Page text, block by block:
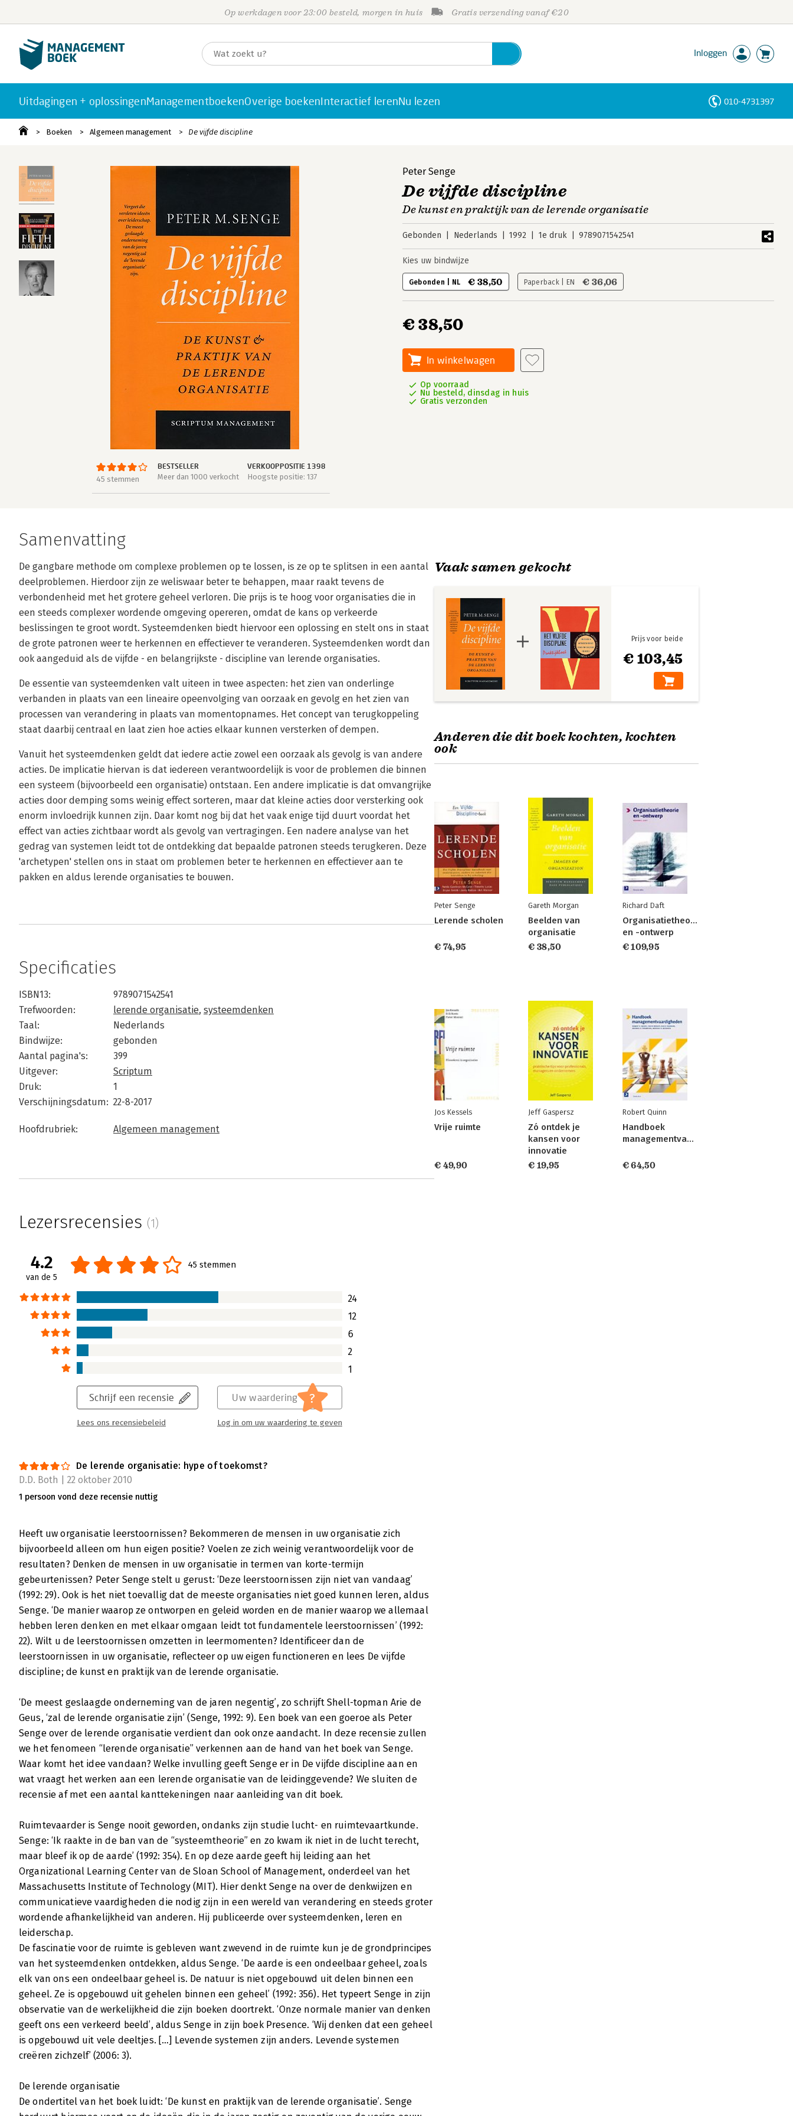
Op werkdagen voor 23:00 besteld, morgen in huis Gratis verzending vanaf €20
Inloggen
Uitdagingen + oplossingenManagementboekenOverige boekenInteractief lerenNu lezen 010-4731397
Boeken Algemeen management De vijfde discipline
45 stemmen
BESTSELLER
Meer dan 1000 verkocht
VERKOOPPOSITIE 1398
Hoogste positie: 137
Peter Senge
De vijfde discipline
De kunst en praktijk van de lerende organisatie
Gebonden Nederlands 1992 1e druk 9789071542541
Kies uw bindwijze
Gebonden | NL € 38,50 Paperback | EN € 36,06
€ 38,50
In winkelwagen
Op voorraad
Nu besteld, dinsdag in huis
Gratis verzonden
Samenvatting
De gangbare methode om complexe problemen op te lossen, is ze op te splitsen in een aantal
deelproblemen. Hierdoor zijn ze weliswaar beter te behappen, maar raakt tevens de
verbondenheid met het grotere geheel verloren. Die prijs is te hoog voor organisaties die in
een steeds complexer wordende omgeving opereren, omdat de kans op verkeerde
beslissingen te groot wordt. Systeemdenken biedt hiervoor een oplossing en stelt ons in staat
de grote patronen weer te herkennen en effectiever te veranderen. Systeemdenken wordt dan
ook aangeduid als de vijfde - en belangrijkste - discipline van lerende organisaties.
De essentie van systeemdenken valt uiteen in twee aspecten: het zien van onderlinge
verbanden in plaats van een lineaire opeenvolging van oorzaak en gevolg en het zien van
processen van verandering in plaats van momentopnames. Het concept van terugkoppeling
staat daarbij centraal en laat zien hoe acties elkaar kunnen versterken of dempen.
Vanuit het systeemdenken geldt dat iedere actie zowel een oorzaak als gevolg is van andere
acties. De implicatie hiervan is dat iedereen verantwoordelijk is voor de problemen die binnen
een systeem (bijvoorbeeld een organisatie) ontstaan. Een andere implicatie is dat omvangrijke
acties door demping soms weinig effect sorteren, maar dat kleine acties door versterking ook
enorm invloedrijk kunnen zijn. Daar komt nog bij dat het vaak enige tijd duurt voordat het
effect van acties zichtbaar wordt als gevolg van vertragingen. Een nadere analyse van het
gedrag van systemen leidt tot de ontdekking dat bepaalde patronen steeds terugkeren. Deze
'archetypen' stellen ons in staat om problemen beter te herkennen en effectiever aan te
pakken en aldus lerende organisaties te bouwen.
Specificaties
ISBN13:
9789071542541
Trefwoorden:
lerende organisatie, systeemdenken
Taal:
Nederlands
Bindwijze:
gebonden
Aantal pagina's:
399
Uitgever:
Scriptum
Druk:
1
Verschijningsdatum: 22-8-2017
Hoofdrubriek: Algemeen management
Lezersrecensies (1)
4.2
van de 5
45 stemmen
24
12
6
2
1
Schrijf een recensie
Lees ons recensiebeleid
Uw waardering ?
Log in om uw waardering te geven
De lerende organisatie: hype of toekomst?
D.D. Both | 22 oktober 2010
1 persoon vond deze recensie nuttig
Heeft uw organisatie leerstoornissen? Bekommeren de mensen in uw organisatie zich
bijvoorbeeld alleen om hun eigen positie? Voelen ze zich weinig verantwoordelijk voor de
resultaten? Denken de mensen in uw organisatie in termen van korte-termijn
gebeurtenissen? Peter Senge stelt u gerust: ‘Deze leerstoornissen zijn niet van vandaag’
(1992: 29). Ook is het niet toevallig dat de meeste organisaties niet goed kunnen leren, aldus
Senge. ‘De manier waarop ze ontworpen en geleid worden en de manier waarop we allemaal
hebben leren denken en met elkaar omgaan leidt tot fundamentele leerstoornissen’ (1992:
22). Wilt u de leerstoornissen omzetten in leermomenten? Identificeer dan de
leerstoornissen in uw organisatie, reflecteer op uw eigen functioneren en lees De vijfde
discipline; de kunst en praktijk van de lerende organisatie.
‘De meest geslaagde onderneming van de jaren negentig’, zo schrijft Shell-topman Arie de
Geus, ‘zal de lerende organisatie zijn’ (Senge, 1992: 9). Een boek van een goeroe als Peter
Senge over de lerende organisatie verdient dan ook onze aandacht. In deze recensie zullen
we het fenomeen “lerende organisatie” verkennen aan de hand van het boek van Senge.
Waar komt het idee vandaan? Welke invulling geeft Senge er in De vijfde discipline aan en
wat vraagt het werken aan een lerende organisatie van de leidinggevende? We sluiten de
recensie af met een aantal kanttekeningen naar aanleiding van dit boek.
Ruimtevaarder is Senge nooit geworden, ondanks zijn studie lucht- en ruimtevaartkunde.
Senge: ‘Ik raakte in de ban van de “systeemtheorie” en zo kwam ik niet in de lucht terecht,
maar bleef ik op de aarde’ (1992: 354). En op deze aarde geeft hij leiding aan het
Organizational Learning Center van de Sloan School of Management, onderdeel van het
Massachusetts Institute of Technology (MIT). Hier denkt Senge na over de denkwijzen en
communicatieve vaardigheden die nodig zijn in een wereld van verandering en steeds groter
wordende afhankelijkheid van anderen. Hij publiceerde over systeemdenken, leren en
leiderschap.
De fascinatie voor de ruimte is gebleven want zwevend in de ruimte kun je de grondprincipes
van het systeemdenken ontdekken, aldus Senge. ‘De aarde is een ondeelbaar geheel, zoals
elk van ons een ondeelbaar geheel is. De natuur is niet opgebouwd uit delen binnen een
geheel. Ze is opgebouwd uit gehelen binnen een geheel’ (1992: 356). Het typeert Senge in zijn
observatie van de werkelijkheid die zijn boeken doortrekt. ‘Onze normale manier van denken
geeft ons een verkeerd beeld’, aldus Senge in zijn boek Presence. ‘Wij denken dat een geheel
is opgebouwd uit vele deeltjes. […] Levende systemen zijn anders. Levende systemen
creëren zichzelf’ (2006: 3).
De lerende organisatie
De ondertitel van het boek luidt: ‘De kunst en praktijk van de lerende organisatie’. Senge
Vaak samen gekocht
€ 103,45
Prijs voor beide
Anderen die dit boek kochten, kochten
ook
Peter Senge
Lerende scholen
€ 74,95
Gareth Morgan
Beelden van
organisatie
€ 38,50
Richard Daft
Organisatietheorie
en -ontwerp
€ 109,95
Jos Kessels
Vrije ruimte
€ 49,90
Jeff Gaspersz
Zó ontdek je
kansen voor
innovatie
€ 19,95
Robert Quinn
Handboek
managementvaardigheden
€ 64,50
Personen